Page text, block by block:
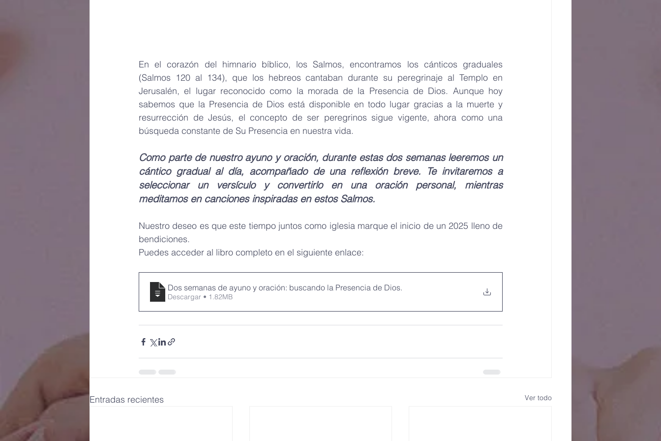
En el corazón del himnario bíblico, los Salmos, encontramos los cánticos graduales
(Salmos 120 al 134), que los hebreos cantaban durante su peregrinaje al Templo en
Jerusalén, el lugar reconocido como la morada de la Presencia de Dios. Aunque hoy
sabemos que la Presencia de Dios está disponible en todo lugar gracias a la muerte y
resurrección de Jesús, el concepto de ser peregrinos sigue vigente, ahora como una
búsqueda constante de Su Presencia en nuestra vida.
Como parte de nuestro ayuno y oración, durante estas dos semanas leeremos un
cántico gradual al día, acompañado de una reflexión breve. Te invitaremos a
seleccionar un versículo y convertirlo en una oración personal, mientras
meditamos en canciones inspiradas en estos Salmos.
Nuestro deseo es que este tiempo juntos como iglesia marque el inicio de un 2025 lleno de
bendiciones.
Puedes acceder al libro completo en el siguiente enlace:
Dos semanas de ayuno y oración: buscando la Presencia de Dios.
Descargar • 1.82MB
Entradas recientes Ver todo